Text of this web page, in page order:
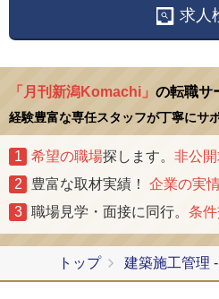
求人
「月刊新潟Komachi」 の転職サ
経験豊富な専任スタッフが丁寧にサ
1 希望の職場探します。 非公開
2
豊富な取材実績！ 企業の実
3
職場見学・面接に同行。 条
トップ 建築施工管理